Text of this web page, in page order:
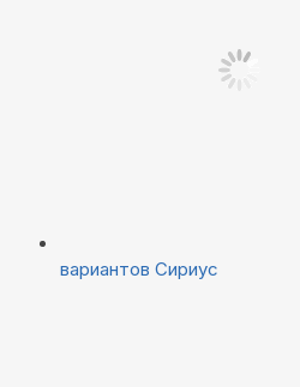
вариантов Сириус